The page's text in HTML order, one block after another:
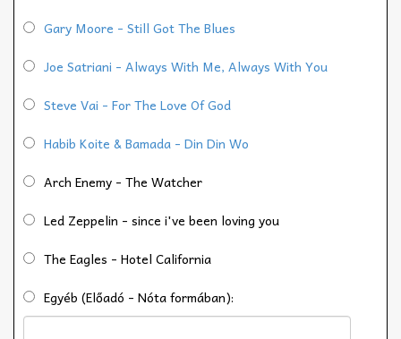
Gary Moore - Still Got The Blues
Joe Satriani - Always With Me, Always With You
Steve Vai - For The Love Of God
Habib Koite & Bamada - Din Din Wo
Arch Enemy - The Watcher
Led Zeppelin - since i've been loving you
The Eagles - Hotel California
Egyéb (Előadó - Nóta formában):